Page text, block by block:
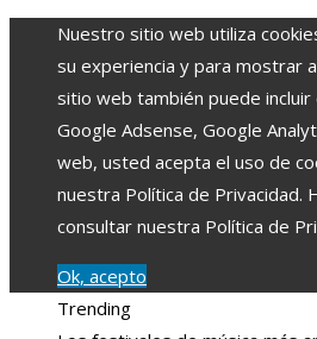
Nuestro sitio web utiliza
su experiencia y para mostrar
sitio web también puede
Google Adsense, Google
web, usted acepta el uso de
nuestra Política de Privacidad.
consultar nuestra Política de
Ok, acepto
Trending